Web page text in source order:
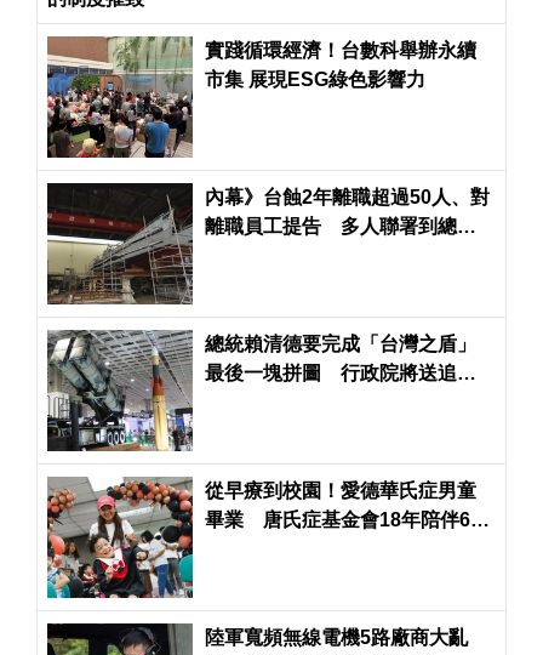
實踐循環經濟！台數科舉辦永續
市集 展現ESG綠色影響力
內幕》台蝕2年離職超過50人、對
離職員工提告 多人聯署到總統
總統賴清德要完成「台灣之盾」
最後一塊拼圖 行政院將送追加
從早療到校園！愛德華氏症男童
畢業 唐氏症基金會18年陪伴600
陸軍寬頻無線電機5路廠商大亂